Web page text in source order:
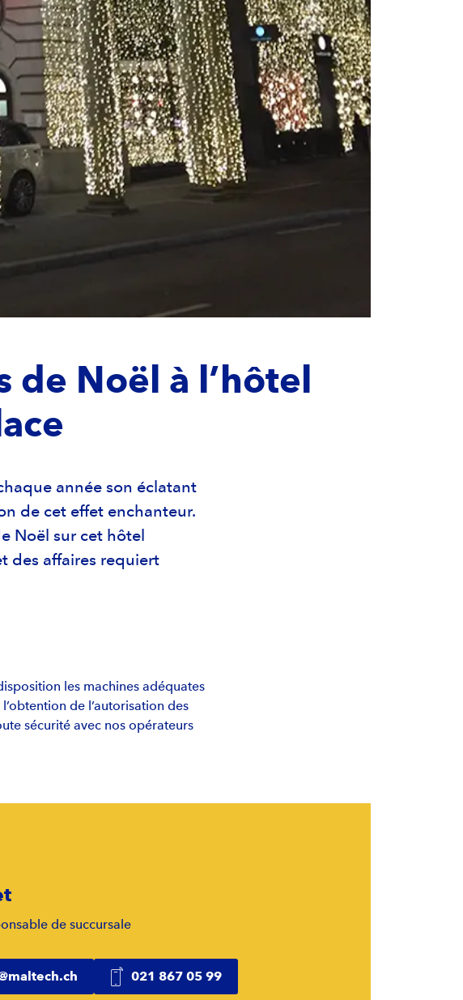
de Noël à l’hôtel
année son éclatant
de cet effet enchanteur.
Noël sur cet hôtel
des affaires requiert
les machines adéquates
de l’autorisation des
sécurité avec nos opérateurs
de succursale
021 867 05 99